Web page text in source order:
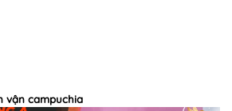
vận campuchia